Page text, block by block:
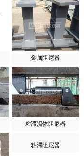
金属阻尼器
粘滞流体阻尼器
粘滞阻尼器